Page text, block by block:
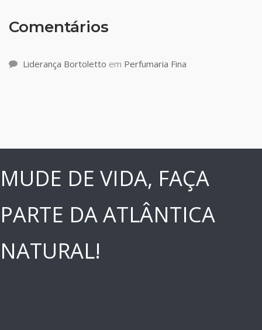
Comentários
Liderança Bortoletto em Perfumaria Fina
MUDE DE VIDA, FAÇA
PARTE DA ATLÂNTICA
NATURAL!